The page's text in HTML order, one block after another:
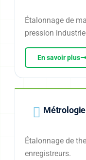
Étalonnage de
pression
En savoir plus
Étalonnage de
enregistreurs.